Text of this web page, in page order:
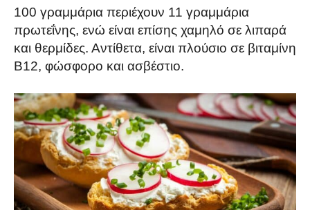
100 γραμμάρια περιέχουν 11 γραμμάρια
πρωτεΐνης, ενώ είναι επίσης χαμηλό σε λιπαρά
και θερμίδες. Αντίθετα, είναι πλούσιο σε βιταμίνη
Β12, φώσφορο και ασβέστιο.